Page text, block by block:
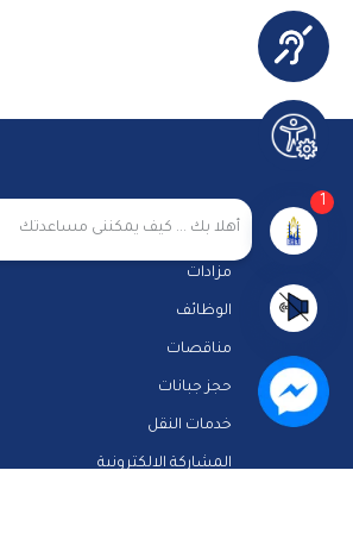
خدمات المحافظة
مزادات
الوظائف
مناقصات
حجز جبانات
خدمات النقل
المشاركة الالكترونية
أهلا بك ... كيف يمكننى مساعدتك
1